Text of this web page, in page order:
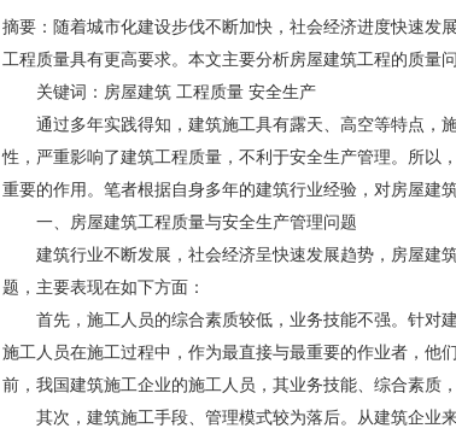
摘要：随着城市化建设步伐不断加快，社会经济进度快速发
工程质量具有更高要求。本文主要分析房屋建筑工程的质量
关键词：房屋建筑 工程质量 安全生产
通过多年实践得知，建筑施工具有露天、高空等特点，
性，严重影响了建筑工程质量，不利于安全生产管理。所以
重要的作用。笔者根据自身多年的建筑行业经验，对房屋建
一、房屋建筑工程质量与安全生产管理问题
建筑行业不断发展，社会经济呈快速发展趋势，房屋建
题，主要表现在如下方面：
首先，施工人员的综合素质较低，业务技能不强。针对
施工人员在施工过程中，作为最直接与最重要的作业者，他
前，我国建筑施工企业的施工人员，其业务技能、综合素质
其次，建筑施工手段、管理模式较为落后。从建筑企业来